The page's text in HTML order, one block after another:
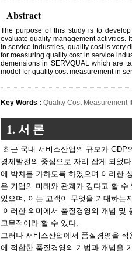
Abstract
The purpose of this study is to
evaluate quality management activities.
in service industries, quality cost is very
for measuring quality cost in service
demensions in SERVQUAL which are
model for quality cost measurement in
Key Words : Quality Cost Measurement
1. 서 론
최근 국내 서비스산업의 규모가 GDP
경제발전의 중심으로 자리 잡게 되었
에 박차를 가하도록 하였으며 이러한
은 기업의 미래와 관계가 깊다고 할
있으며, 이는 고객이 무엇을 기대하는
이러한 의미에서 품질경영의 개념 및
고무적이라 할 수 있다.
그러나 서비스산업에서 품질경영을
에 적합한 품질경영의 기법과 개념을